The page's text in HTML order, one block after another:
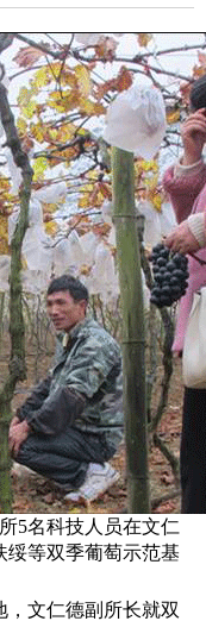
5名科技人员在文仁
绥等双季葡萄示范基
，文仁德副所长就双